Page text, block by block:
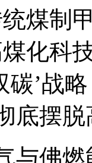
煤制
化科
碳’战
底摆
与佛